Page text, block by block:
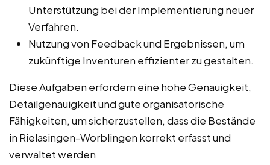
Unterstützung bei der Implementierung neuer
Verfahren.
Nutzung von Feedback und Ergebnissen, um
zukünftige Inventuren effizienter zu gestalten.
Diese Aufgaben erfordern eine hohe Genauigkeit,
Detailgenauigkeit und gute organisatorische
Fähigkeiten, um sicherzustellen, dass die Bestände
in Rielasingen-Worblingen korrekt erfasst und
verwaltet werden